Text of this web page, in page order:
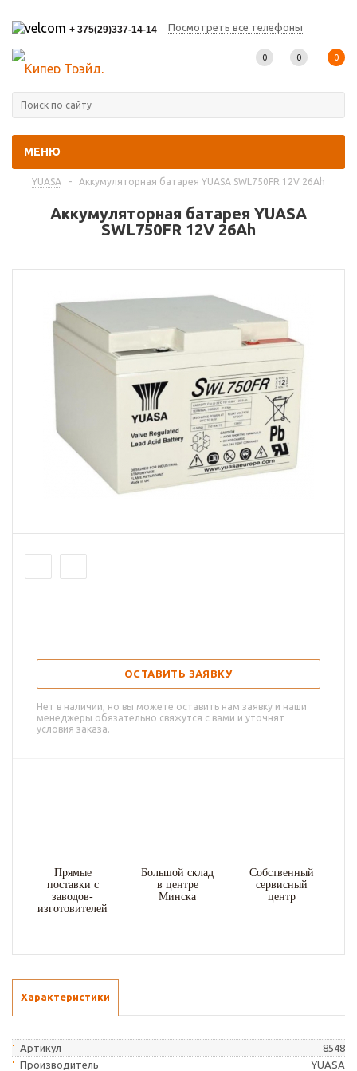
+ 375(29)337-14-14 Посмотреть все телефоны
МЕНЮ
0 0 0
YUASA
- Аккумуляторная батарея YUASA SWL750FR 12V 26Ah
Аккумуляторная батарея YUASA
SWL750FR 12V 26Ah
ОСТАВИТЬ ЗАЯВКУ
Нет в наличии, но вы можете оставить нам заявку и наши
менеджеры обязательно свяжутся с вами и уточнят
условия заказа.
Прямые
поставки с
заводов-
изготовителей
Большой склад
в центре
Минска
Собственный
сервисный
центр
Характеристики
Артикул
8548
Производитель
YUASA